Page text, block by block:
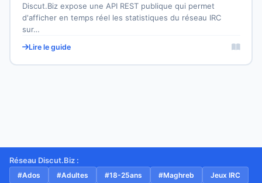
Discut.Biz expose une API REST publique qui permet
d'afficher en temps réel les statistiques du réseau IRC
sur…
Lire le guide
Réseau Discut.Biz :
#Ados #Adultes #18-25ans #Maghreb Jeux IRC